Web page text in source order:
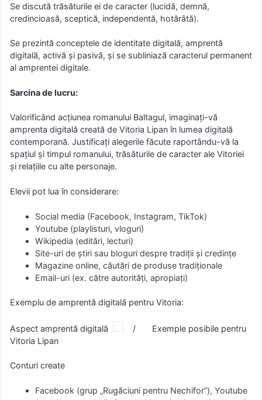
Se discută trăsăturile ei de caracter (lucidă, demnă,
credincioasă, sceptică, independentă, hotărâtă).
Se prezintă conceptele de identitate digitală, amprentă
digitală, activă și pasivă, și se subliniază caracterul permanent
al amprentei digitale.
Sarcina de lucru:
Valorificând acțiunea romanului Baltagul, imaginați-vă
amprenta digitală creată de Vitoria Lipan în lumea digitală
contemporană. Justificați alegerile făcute raportându-vă la
spațiul și timpul romanului, trăsăturile de caracter ale Vitoriei
și relațiile cu alte personaje.
Elevii pot lua în considerare:
Social media (Facebook, Instagram, TikTok)
Youtube (playlisturi, vloguri)
Wikipedia (editări, lecturi)
Site-uri de știri sau bloguri despre tradiții și credințe
Magazine online, căutări de produse tradiționale
Email-uri (ex. către autorități, apropiați)
Exemplu de amprentă digitală pentru Vitoria:
Aspect amprentă digitală
/ Exemple posibile pentru
Vitoria Lipan
Conturi create
Facebook (grup „Rugăciuni pentru Nechifor”), Youtube